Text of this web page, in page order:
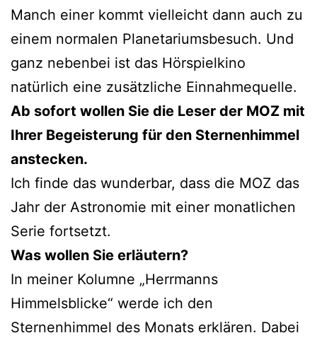
Manch einer kommt vielleicht dann auch zu
einem normalen Planetariumsbesuch. Und
ganz nebenbei ist das Hörspielkino
natürlich eine zusätzliche Einnahmequelle.
Ab sofort wollen Sie die Leser der MOZ mit
Ihrer Begeisterung für den Sternenhimmel
anstecken.
Ich finde das wunderbar, dass die MOZ das
Jahr der Astronomie mit einer monatlichen
Serie fortsetzt.
Was wollen Sie erläutern?
In meiner Kolumne „Herrmanns
Himmelsblicke“ werde ich den
Sternenhimmel des Monats erklären. Dabei